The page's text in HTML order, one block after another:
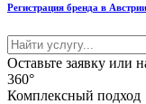
Регистрация бренда в
Оставьте заявку или
360°
Комплексный подход